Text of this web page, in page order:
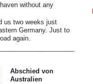
without any
us two weeks just
Germany. Just to
again.
Abschied von
Australien